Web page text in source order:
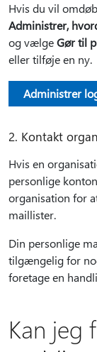
Hvis du vil
Administrer,
og vælgeGør til
eller tilføje en ny.
Administrer
2. Kontakt
Hvis en
personlige
organisation for
maillister.
Din personlige
tilgængelig for
foretage en
Kan jeg